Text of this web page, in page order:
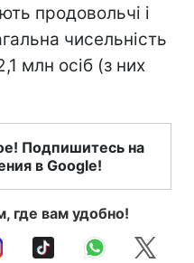
продовольчі і
чисельність
млн осіб (з них
Подпишитесь на
в Google!
где вам удобно!